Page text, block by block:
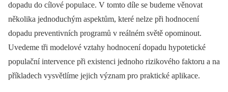
dopadu do cílové populace. V tomto díle se budeme věnovat
několika jednoduchým aspektům, které nelze při hodnocení
dopadu preventivních programů v reálném světě opominout.
Uvedeme tři modelové vztahy hodnocení dopadu hypotetické
populační intervence při existenci jednoho rizikového faktoru a na
příkladech vysvětlíme jejich význam pro praktické aplikace.